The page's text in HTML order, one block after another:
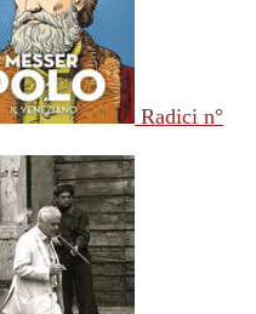
Radici n°